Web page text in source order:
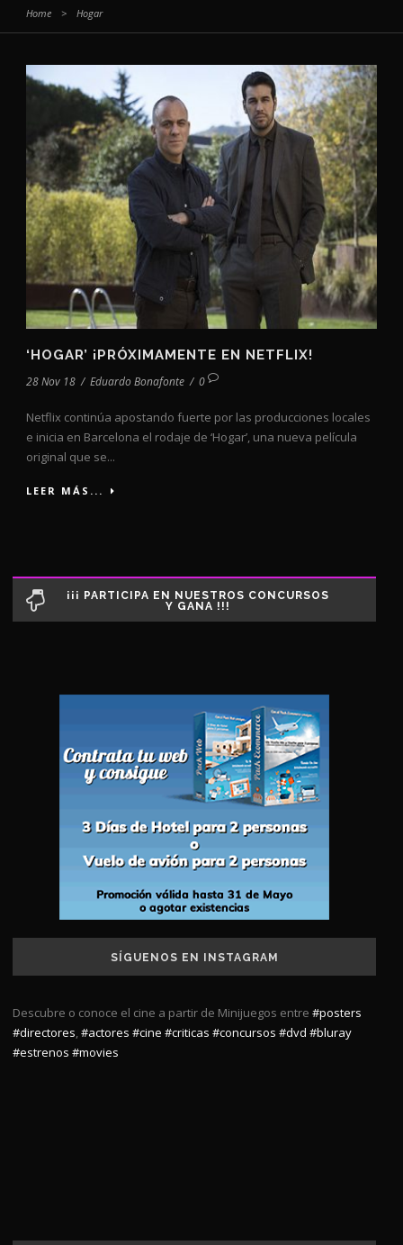
Home > Hogar
‘HOGAR’ ¡PRÓXIMAMENTE EN NETFLIX!
28 Nov 18 / Eduardo Bonafonte / 0
Netflix continúa apostando fuerte por las producciones locales
e inicia en Barcelona el rodaje de ‘Hogar’, una nueva película
original que se...
LEER MÁS...
¡¡¡ PARTICIPA EN NUESTROS CONCURSOS
Y GANA !!!
SÍGUENOS EN INSTAGRAM
Descubre o conoce el cine a partir de Minijuegos entre #posters
#directores,#actores #cine #criticas #concursos #dvd #bluray
#estrenos #movies